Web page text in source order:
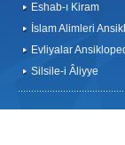
Eshab-ı Kiram
İslam Alimleri
Evliyalar
Silsile-i Âliyye